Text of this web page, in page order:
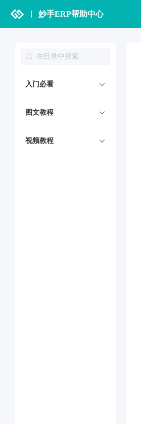
妙手ERP帮助中心
入门必看
图文教程
视频教程